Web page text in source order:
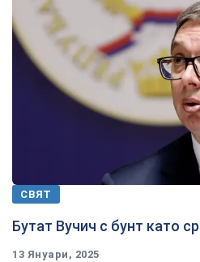
СВЯТ
Бутат Вучич с бунт като
13 Януари, 2025